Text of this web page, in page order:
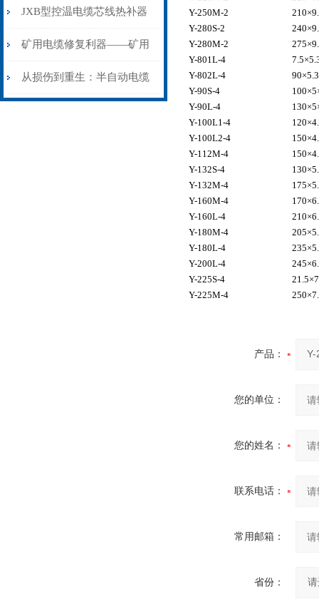
步作业法
山电力动脉的“智能外科医
生”
JXB型控温电缆芯线热补器
安装与接线：精准修复的工
艺基石
矿用电缆修复利器——矿用
电缆热补机智能控温，安全
从损伤到重生：半自动电缆
Y-250M-2
Y-280S-2
Y-280M-2
Y-801L-4
Y-802L-4
Y-90S-4
Y-90L-4
Y-100L1-4
Y-100L2-4
Y-112M-4
Y-132S-4
Y-132M-4
Y-160M-4
Y-160L-4
Y-180M-4
Y-180L-4
Y-200L-4
Y-225S-4
Y-225M-4
产品：
您的单位：
您的姓名：
联系电话：
常用邮箱：
省份：